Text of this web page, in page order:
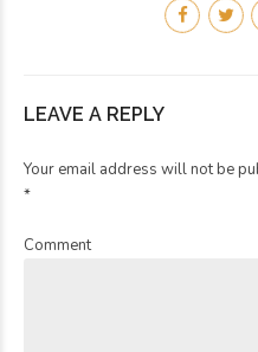
LEAVE A REPLY
Your email address will not be
*
Comment